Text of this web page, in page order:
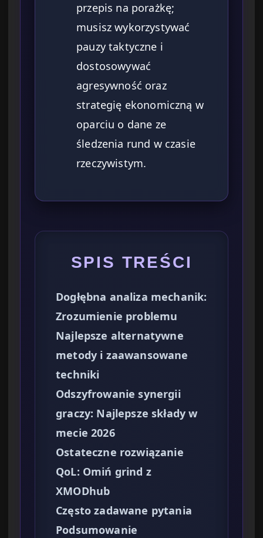
przepis na porażkę;
musisz wykorzystywać
pauzy taktyczne i
dostosowywać
agresywność oraz
strategię ekonomiczną w
oparciu o dane ze
śledzenia rund w czasie
rzeczywistym.
SPIS TREŚCI
Dogłębna analiza mechanik:
Zrozumienie problemu
Najlepsze alternatywne
metody i zaawansowane
techniki
Odszyfrowanie synergii
graczy: Najlepsze składy w
mecie 2026
Ostateczne rozwiązanie
QoL: Omiń grind z
XMODhub
Często zadawane pytania
Podsumowanie